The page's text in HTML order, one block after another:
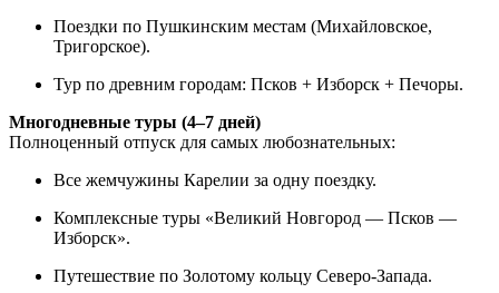
Поездки по Пушкинским местам (Михайловское,
Тригорское).
Тур по древним городам: Псков + Изборск + Печоры.
Многодневные туры (4–7 дней)
Полноценный отпуск для самых любознательных:
Все жемчужины Карелии за одну поездку.
Комплексные туры «Великий Новгород — Псков —
Изборск».
Путешествие по Золотому кольцу Северо-Запада.